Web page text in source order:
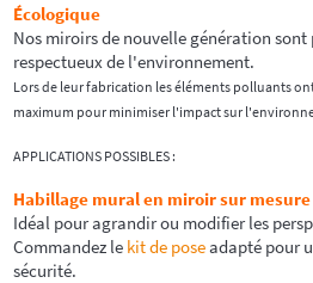
Écologique
Nos miroirs de nouvelle génération
respectueux de l'environnement.
Lors de leur fabrication les éléments polluants
maximum pour minimiser l'impact sur
APPLICATIONS POSSIBLES :
Habillage mural en miroir sur mesure
Idéal pour agrandir ou modifier les
Commandez le kit de poseadapté pour
sécurité.